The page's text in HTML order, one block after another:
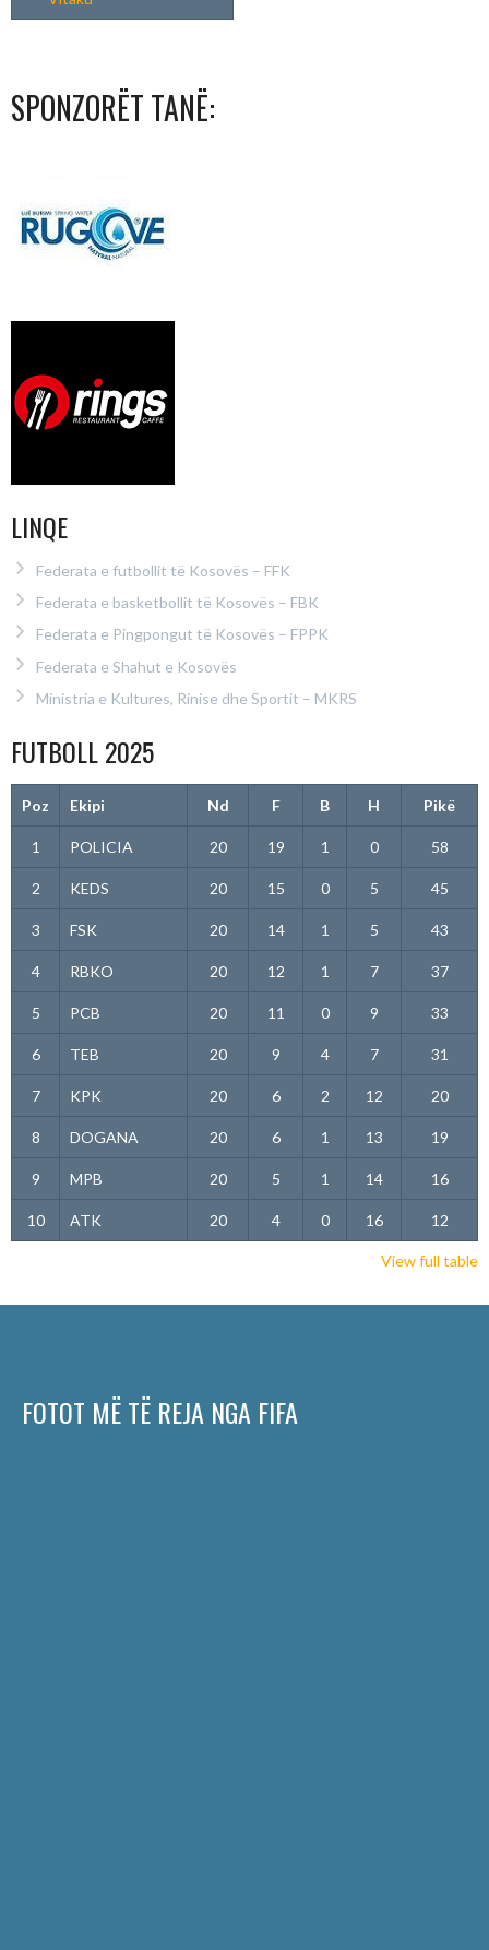
SPONZORËT TANË:
LINQE
Federata e futbollit të Kosovës – FFK
Federata e basketbollit të Kosovës – FBK
Federata e Pingpongut të Kosovës – FPPK
Federata e Shahut e Kosovës
Ministria e Kultures, Rinise dhe Sportit – MKRS
FUTBOLL 2025
Poz Ekipi Nd F B H Pikë
1 POLICIA 20 19 1 0 58
2 KEDS 20 15 0 5 45
3 FSK 20 14 1 5 43
4 RBKO 20 12 1 7 37
5 PCB 20 11 0 9 33
6 TEB 20 9 4 7 31
7 KPK 20 6 2 12 20
8 DOGANA 20 6 1 13 19
9 MPB 20 5 1 14 16
10 ATK 20 4 0 16 12
View full table
FOTOT MË TË REJA NGA FIFA